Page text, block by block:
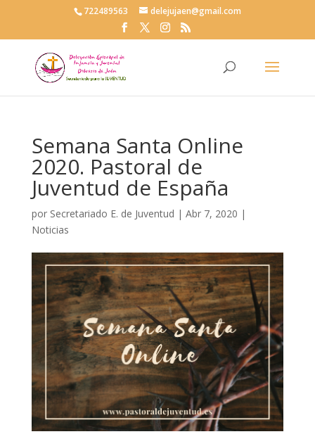
722489563 delejujaen@gmail.com
Semana Santa Online
2020. Pastoral de
Juventud de España
por Secretariado E. de Juventud | Abr 7, 2020 |
Noticias